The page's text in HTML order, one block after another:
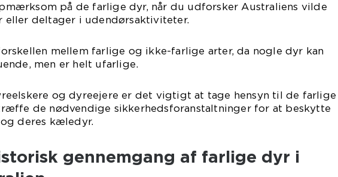
på de farlige dyr, når du udforsker Australiens vilde
eller deltager i udendørsaktiviteter.
mellem farlige og ikke-farlige arter, da nogle dyr kan
men er helt ufarlige.
og dyreejere er det vigtigt at tage hensyn til de farlige
de nødvendige sikkerhedsforanstaltninger for at beskytte
deres kæledyr.
gennemgang af farlige dyr i